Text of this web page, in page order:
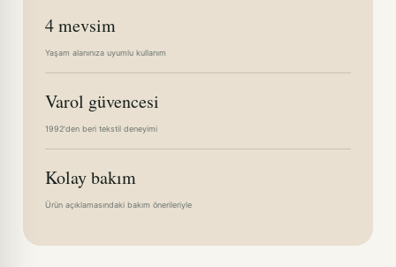
4 mevsim
Yaşam alanınıza uyumlu kullanım
Varol güvencesi
1992'den beri tekstil deneyimi
Kolay bakım
Ürün açıklamasındaki bakım önerileriyle